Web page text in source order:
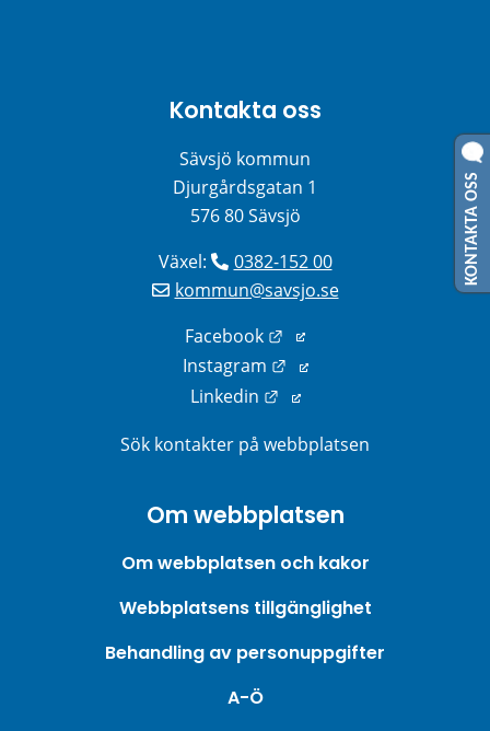
Kontakta oss
Sävsjö kommun
Djurgårdsgatan 1
576 80 Sävsjö
Växel:
0382-152 00
kommun@savsjo.se
Facebook
Länk till annan
Instagram
Länk till annan
Linkedin
Länk till annan webbplats.
Sök kontakter på webbplatsen
Om webbplatsen
Om webbplatsen och kakor
Webbplatsens tillgänglighet
Behandling av personuppgifter
A-Ö
KONTAKTA OSS